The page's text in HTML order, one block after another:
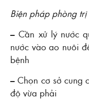
Biện pháp phòng trị
– Cần xử lý nước
nước vào ao nuôi
bệnh
– Chọn cơ sở cung
độ vừa phải